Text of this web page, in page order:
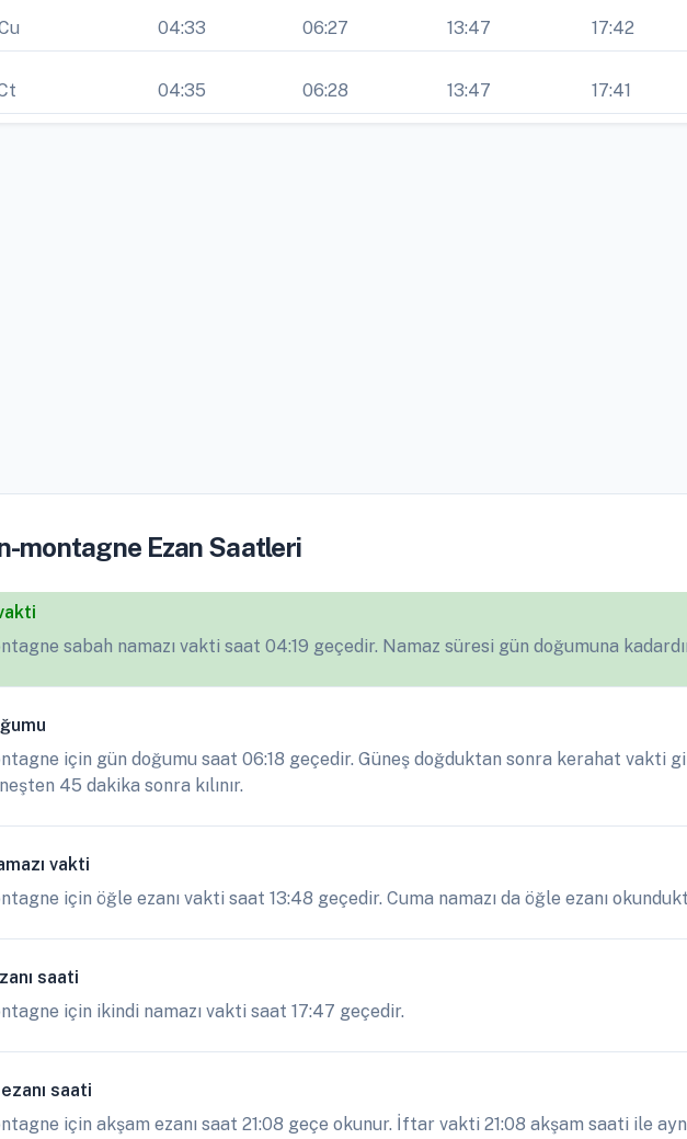
04:33 06:27 13:47 17:42
04:35 06:28 13:47 17:41
montagne Ezan Saatleri
sabah namazı vakti saat 04:19 geçedir. Namaz süresi gün doğumuna
için gün doğumu saat 06:18 geçedir. Güneş doğduktan sonra kerahat vakti
45 dakika sonra kılınır.
vakti
için öğle ezanı vakti saat 13:48 geçedir. Cuma namazı da öğle ezanı
saati
için ikindi namazı vakti saat 17:47 geçedir.
saati
için akşam ezanı saat 21:08 geçe okunur. İftar vakti 21:08 akşam saati ile